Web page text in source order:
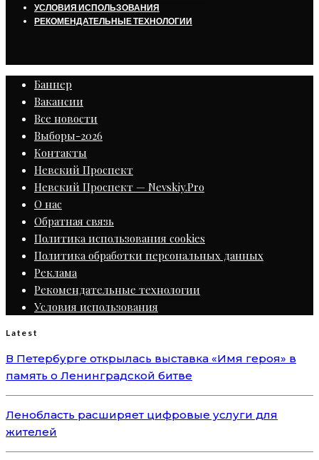
УСЛОВИЯ ИСПОЛЬЗОВАНИЯ
РЕКОМЕНДАТЕЛЬНЫЕ ТЕХНОЛОГИИ
Баннер
Вакансии
Все новости
Выборы-2026
Контакты
Невский Проспект
Невский Проспект — Nevskiy.Pro
О нас
Обратная связь
Политика использования cookies
Политика обработки персональных данных
Реклама
Рекомендательные технологии
Условия использования
Latest
В Петербурге открылась выставка «Имя героя» в
память о Ленинградской битве
Ленобласть расширяет цифровые услуги для
жителей